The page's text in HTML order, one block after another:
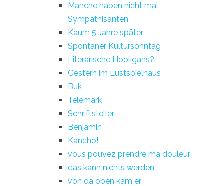
Manche haben nicht mal
Sympathisanten
Kaum 5 Jahre später
Spontaner Kultursonntag
Literarische Hooligans?
Gestern im Lustspielhaus
Buk
Telemark
Schriftsteller
Benjamin
Kancho!
vous pouvez prendre ma douleur
das kann nichts werden
von da oben kam er